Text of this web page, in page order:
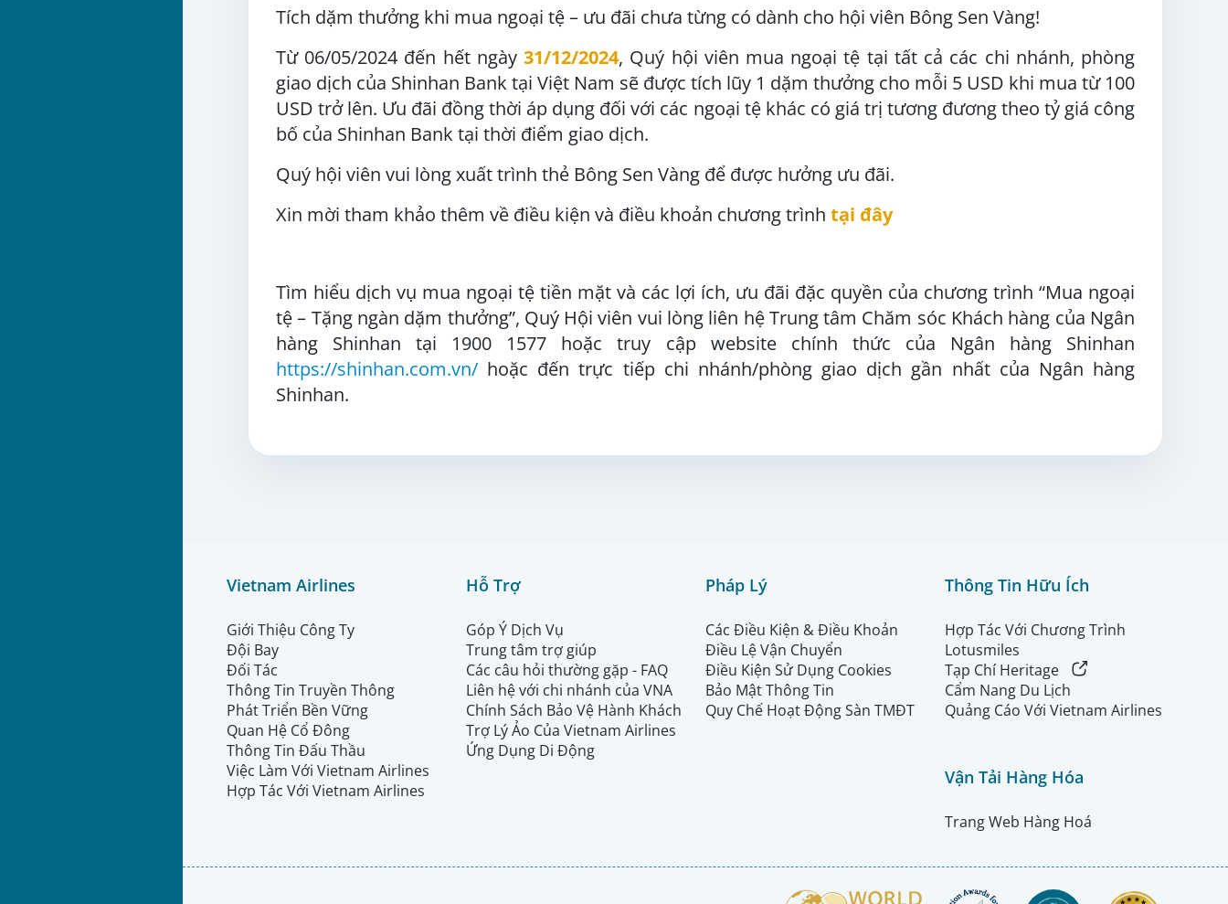
Tích dặm thưởng khi mua ngoại tệ – ưu đãi chưa từng có dành cho hội viên Bông Sen Vàng!
Từ 06/05/2024 đến hết ngày31/12/2024, Quý hội viên mua ngoại tệ tại tất cả các chi nhánh, phòng
giao dịch của Shinhan Bank tại Việt Nam sẽ được tích lũy 1 dặm thưởng cho mỗi 5 USD khi mua từ 100
USD trở lên. Ưu đãi đồng thời áp dụng đối với các ngoại tệ khác có giá trị tương đương theo tỷ giá công
bố của Shinhan Bank tại thời điểm giao dịch.
Quý hội viên vui lòng xuất trình thẻ Bông Sen Vàng để được hưởng ưu đãi.
Xin mời tham khảo thêm về điều kiện và điều khoản chương trình tại đây
Tìm hiểu dịch vụ mua ngoại tệ tiền mặt và các lợi ích, ưu đãi đặc quyền của chương trình “Mua ngoại
tệ – Tặng ngàn dặm thưởng”, Quý Hội viên vui lòng liên hệ Trung tâm Chăm sóc Khách hàng của Ngân
hàng Shinhan tại 1900 1577 hoặc truy cập website chính thức của Ngân hàng Shinhan
https://shinhan.com.vn/ hoặc đến trực tiếp chi nhánh/phòng giao dịch gần nhất của Ngân hàng
Shinhan.
Vietnam Airlines
Giới Thiệu Công Ty
Đội Bay
Đối Tác
Thông Tin Truyền Thông
Phát Triển Bền Vững
Quan Hệ Cổ Đông
Thông Tin Đấu Thầu
Việc Làm Với Vietnam Airlines
Hợp Tác Với Vietnam Airlines
Hỗ Trợ
Góp Ý Dịch Vụ
Trung tâm trợ giúp
Các câu hỏi thường gặp - FAQ
Liên hệ với chi nhánh của VNA
Chính Sách Bảo Vệ Hành Khách
Trợ Lý Ảo Của Vietnam Airlines
Ứng Dụng Di Động
Pháp Lý
Các Điều Kiện & Điều Khoản
Điều Lệ Vận Chuyển
Điều Kiện Sử Dụng Cookies
Bảo Mật Thông Tin
Quy Chế Hoạt Động Sàn TMĐT
Thông Tin Hữu Ích
Hợp Tác Với Chương Trình
Lotusmiles
Tạp Chí Heritage
Cẩm Nang Du Lịch
Quảng Cáo Với Vietnam Airlines
Vận Tải Hàng Hóa
Trang Web Hàng Hoá